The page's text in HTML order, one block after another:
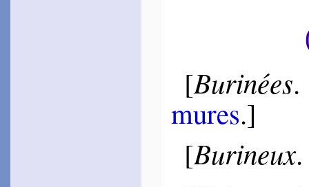
[Burinées
mures.]
[Burineux